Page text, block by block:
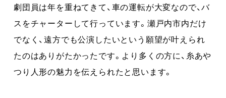
劇団員は年を重ねてきて、車の運転が大変なので、バ
スをチャーターして行っています。瀬戸内市内だけ
でなく、遠方でも公演したいという願望が叶えられ
たのはありがたかったです。より多くの方に、糸あや
つり人形の魅力を伝えられたと思います。